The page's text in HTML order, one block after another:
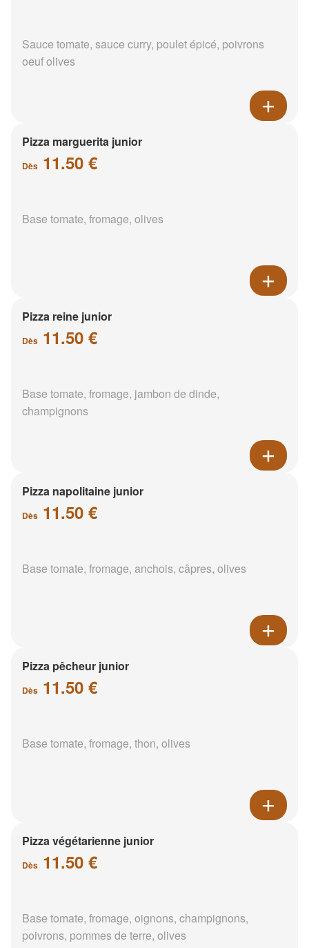
Sauce tomate, sauce curry, poulet épicé, poivrons
oeuf olives
Pizza marguerita junior
Dès 11.50 €
Base tomate, fromage, olives
Pizza reine junior
Dès 11.50 €
Base tomate, fromage, jambon de dinde,
champignons
Pizza napolitaine junior
Dès 11.50 €
Base tomate, fromage, anchois, câpres, olives
Pizza pêcheur junior
Dès 11.50 €
Base tomate, fromage, thon, olives
Pizza végétarienne junior
Dès 11.50 €
Base tomate, fromage, oignons, champignons,
poivrons, pommes de terre, olives